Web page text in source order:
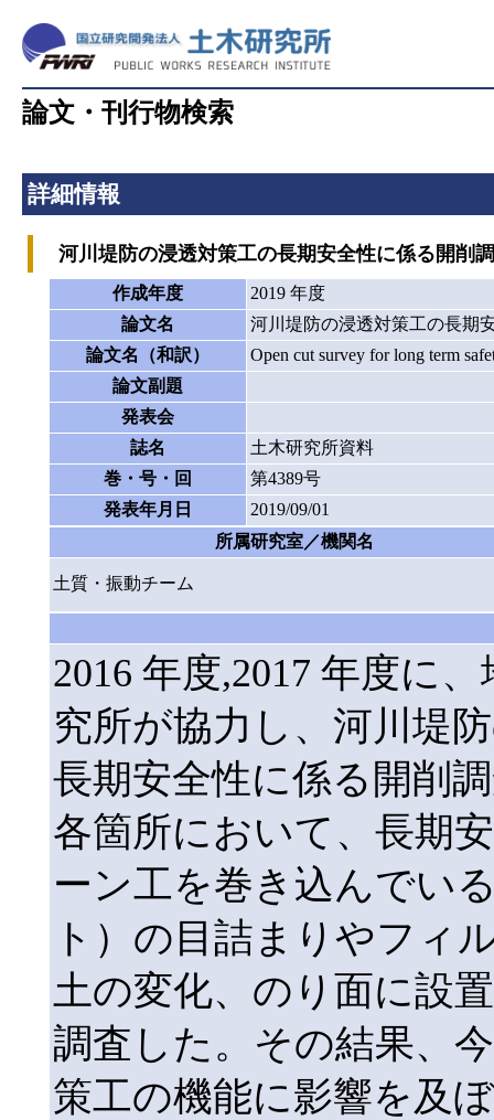
論文・刊行物検索
詳細情報
河川堤防の浸透対策工の長期安全性に係る開削
作成年度
2019 年度
論文名
河川堤防の浸透対策工の長期
論文名（和訳）
Open cut survey for long term
論文副題
発表会
誌名
土木研究所資料
巻・号・回
第4389号
発表年月日
2019/09/01
所属研究室／機関名
土質・振動チーム
2016 年度,2017 年度に
究所が協力し、河川堤
長期安全性に係る開削
各箇所において、長期
ーン工を巻き込んでい
ト）の目詰まりやフィ
土の変化、のり面に設
調査した。その結果、
策工の機能に影響を及